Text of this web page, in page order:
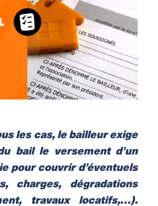
les cas, le bailleur exige
bail le versement d’un
pour couvrir d’éventuels
charges, dégradations
travaux locatifs,…).